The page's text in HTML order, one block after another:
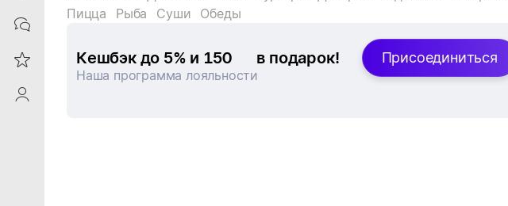
Contacts
Reviews
ProfileSaby
Пицца
Рыба Суши Обеды
Кешбэк до 5% и 150 в подарок!
Наша программа лояльности
Присоединиться